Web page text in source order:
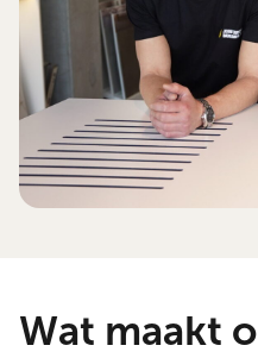
Wat maakt